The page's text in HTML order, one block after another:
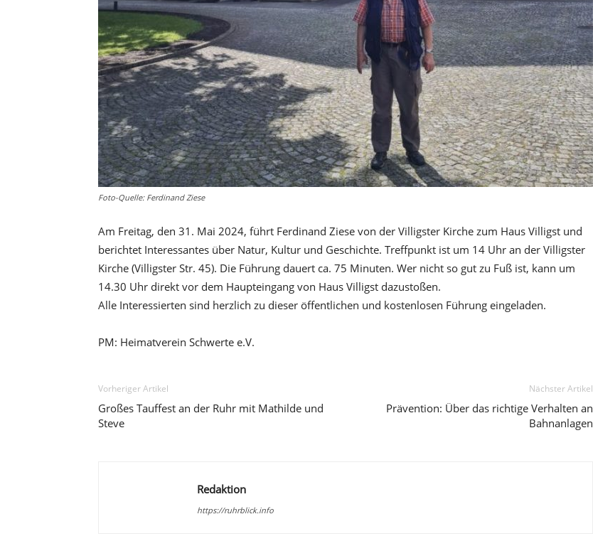
Foto-Quelle: Ferdinand Ziese
Am Freitag, den 31. Mai 2024, führt Ferdinand Ziese von der Villigster Kirche zum Haus Villigst und
berichtet Interessantes über Natur, Kultur und Geschichte. Treffpunkt ist um 14 Uhr an der Villigster
Kirche (Villigster Str. 45). Die Führung dauert ca. 75 Minuten. Wer nicht so gut zu Fuß ist, kann um
14.30 Uhr direkt vor dem Haupteingang von Haus Villigst dazustoßen.
Alle Interessierten sind herzlich zu dieser öffentlichen und kostenlosen Führung eingeladen.
PM: Heimatverein Schwerte e.V.
Vorheriger Artikel
Großes Tauffest an der Ruhr mit Mathilde und
Steve
Nächster Artikel
Prävention: Über das richtige Verhalten an
Bahnanlagen
Redaktion
https://ruhrblick.info